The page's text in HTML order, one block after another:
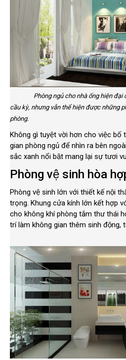
Phòng ngủ cho nhà ống hiện đại
cầu kỳ, nhưng vẫn thể hiện được những
phòng.
Không gì tuyệt vời hơn cho việc bố
gian phòng ngủ để nhìn ra bên
sắc xanh nổi bật mang lại sự tươi
Phòng vệ sinh hòa
Phòng vệ sinh lớn với thiết kế nội
trọng. Khung cửa kính lớn kết hợp
cho không khí phòng tắm thư thái
trí làm không gian thêm sinh động,